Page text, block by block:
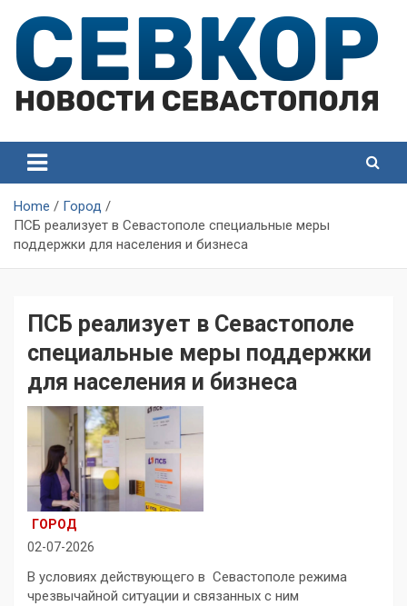
content
Севастополя
Севастополя
Home
Город
ПСБ реализует в Севастополе специальные меры
поддержки для населения и бизнеса
ПСБ реализует в Севастополе
специальные меры поддержки
для населения и бизнеса
ГОРОД
02-07-2026
В условиях действующего в Севастополе режима
чрезвычайной ситуации и связанных с ним